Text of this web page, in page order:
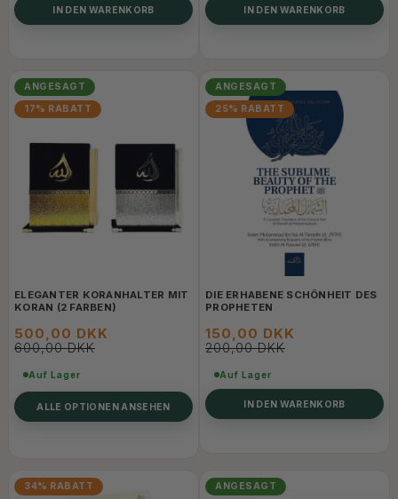
IN DEN WARENKORB IN DEN WARENKORB
ANGESAGT
17% RABATT
ELEGANTER KORANHALTER MIT
KORAN (2 FARBEN)
500,00 DKK
600,00 DKK
Auf Lager
ALLE OPTIONEN ANSEHEN
ANGESAGT
25% RABATT
DIE ERHABENE SCHÖNHEIT DES
PROPHETEN
150,00 DKK
200,00 DKK
Auf Lager
IN DEN WARENKORB
34% RABATT
ANGESAGT